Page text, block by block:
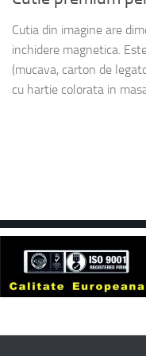
Cutia din imagine are
inchidere magnetica.
(mucava, carton de
cu hartie colorata in